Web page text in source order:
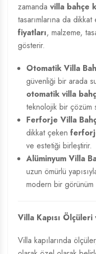
zamanda villa bahçe
tasarımlarına da dikkat
fiyatları, malzeme,
gösterir.
Otomatik Villa
güvenliği bir arada
otomatik villa
teknolojik bir çözüm
Ferforje Villa
dikkat çeken
ve estetiği birleştirir.
Alüminyum Villa
uzun ömürlü
modern bir görünüm
Villa Kapısı Ölçüleri
Villa kapılarında